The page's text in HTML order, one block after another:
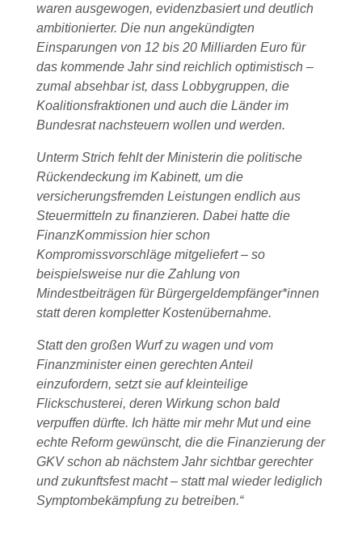
waren ausgewogen, evidenzbasiert und deutlich
ambitionierter. Die nun angekündigten
Einsparungen von 12 bis 20 Milliarden Euro für
das kommende Jahr sind reichlich optimistisch –
zumal absehbar ist, dass Lobbygruppen, die
Koalitionsfraktionen und auch die Länder im
Bundesrat nachsteuern wollen und werden.
Unterm Strich fehlt der Ministerin die politische
Rückendeckung im Kabinett, um die
versicherungsfremden Leistungen endlich aus
Steuermitteln zu finanzieren. Dabei hatte die
FinanzKommission hier schon
Kompromissvorschläge mitgeliefert – so
beispielsweise nur die Zahlung von
Mindestbeiträgen für Bürgergeldempfänger*innen
statt deren kompletter Kostenübernahme.
Statt den großen Wurf zu wagen und vom
Finanzminister einen gerechten Anteil
einzufordern, setzt sie auf kleinteilige
Flickschusterei, deren Wirkung schon bald
verpuffen dürfte. Ich hätte mir mehr Mut und eine
echte Reform gewünscht, die die Finanzierung der
GKV schon ab nächstem Jahr sichtbar gerechter
und zukunftsfest macht – statt mal wieder lediglich
Symptombekämpfung zu betreiben.“